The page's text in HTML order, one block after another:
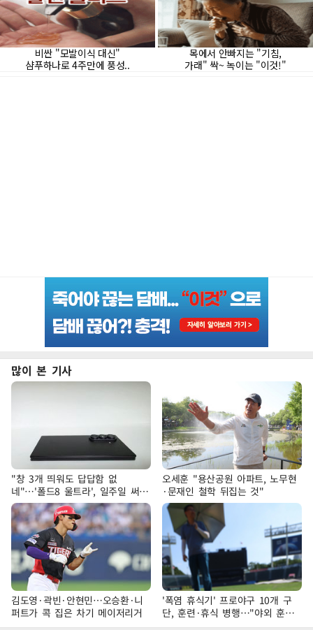
많이 본 기사
"창 3개 띄워도 답답함 없
네"…'폴드8 울트라', 일주일 써보
니
오세훈 "용산공원 아파트, 노무현
·문재인 철학 뒤집는 것"
김도영·곽빈·안현민…오승환·니
퍼트가 콕 집은 차기 메이저리거
'폭염 휴식기' 프로야구 10개 구
단, 훈련·휴식 병행…"야외 훈련
해도 안전 최우선"